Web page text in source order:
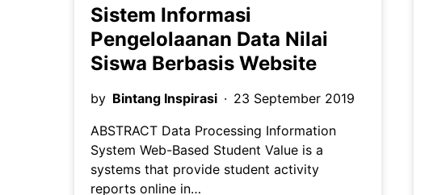
Sistem Informasi
Pengelolaanan Data Nilai
Siswa Berbasis Website
by Bintang Inspirasi
23 September 2019
ABSTRACT Data Processing Information
System Web-Based Student Value is a
systems that provide student activity
reports online in…